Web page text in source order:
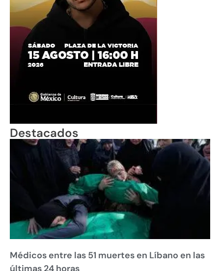
Destacados
Médicos entre las 51 muertes en Líbano en las